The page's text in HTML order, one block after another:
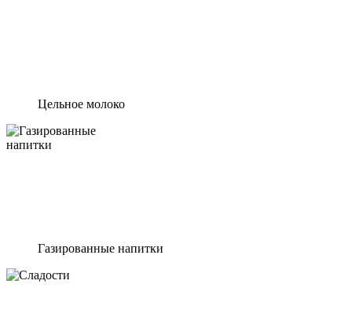
Цельное молоко
Газированные напитки